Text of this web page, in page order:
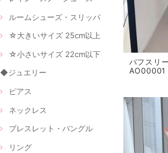
ルームシューズ・スリッパ
☆大きいサイズ 25cm以上
☆小さいサイズ 22cm以下
◆ジュエリー
ピアス
ネックレス
ブレスレット・バングル
リング
パフスリ
AO00001